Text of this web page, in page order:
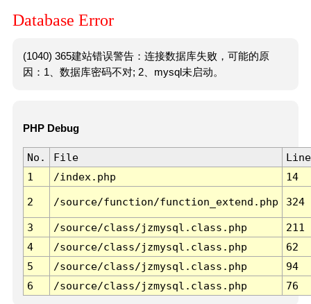
Database Error
(1040) 365建站错误警告：连接数据库失败，可能的原
因：1、数据库密码不对; 2、mysql未启动。
PHP Debug
No. File
Line
1
/index.php 14
2 /source/function/function_extend.php 324
3 /source/class/jzmysql.class.php
211
4
/source/class/jzmysql.class.php
62
5
/source/class/jzmysql.class.php
94
6
/source/class/jzmysql.class.php 76